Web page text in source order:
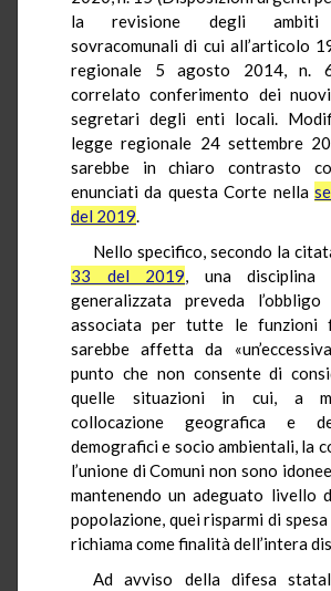
la revisione degli ambiti
sovracomunali di cui all’articolo
regionale 5 agosto 2014, n.
correlato conferimento dei
segretari degli enti locali.
legge regionale 24 settembre
sarebbe in chiaro contrasto
enunciati da questa Corte nella
del 2019.
Nello specifico, secondo la
33 del 2019, una
generalizzata preveda
associata per tutte le funzioni
sarebbe affetta da
punto che non consente di
quelle situazioni in cui, a
collocazione geografica e
demografici e socio ambientali, la
l’unione di Comuni non sono
mantenendo un adeguato livello
popolazione, quei risparmi di
richiama come finalità dell’intera
Ad avviso della difesa